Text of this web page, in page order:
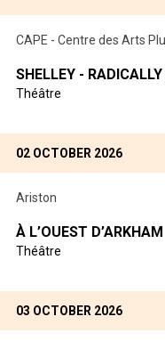
CAPE - Centre des Arts
SHELLEY -
Théâtre
02 OCTOBER 2026
Ariston
À L’OUEST D’ARKHAM
Théâtre
03 OCTOBER 2026